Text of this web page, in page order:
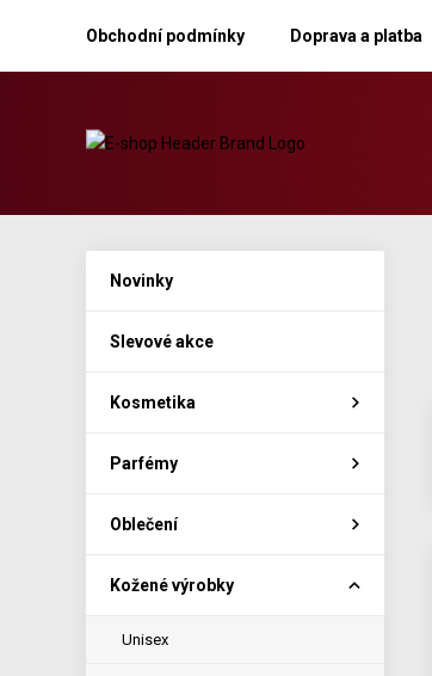
Obchodní podmínky Doprava a platba
Novinky
Slevové akce
Kosmetika
Parfémy
Oblečení
Kožené výrobky
Unisex